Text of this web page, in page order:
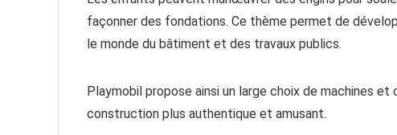
façonner des fondations. Ce thème permet de
le monde du bâtiment et des travaux publics.
Playmobil propose ainsi un large choix de machines
construction plus authentique et amusant.